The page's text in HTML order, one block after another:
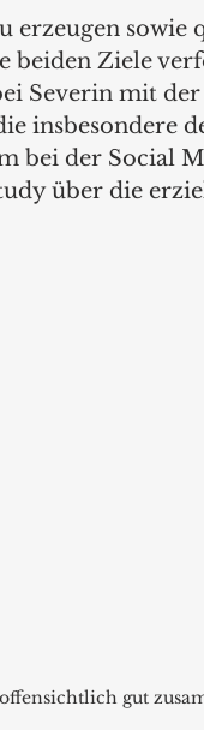
erzeugen sowie
beiden Ziele
Severin mit
insbesondere
bei der Social
über die
gut